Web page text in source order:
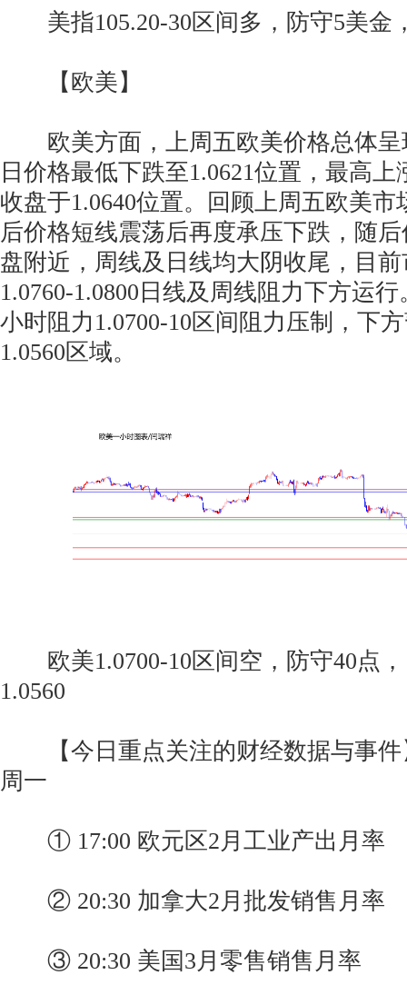
美指105.20-30区间多，防守5美金
【欧美】
欧美方面，上周五欧美价格总体呈
日价格最低下跌至1.0621位置，最高上
收盘于1.0640位置。回顾上周五欧美
后价格短线震荡后再度承压下跌，随
盘附近，周线及日线均大阴收尾，目
1.0760-1.0800日线及周线阻力下方运
小时阻力1.0700-10区间阻力压制，下
1.0560区域。
欧美1.0700-10区间空，防守40点，
1.0560
【今日重点关注的财经数据与事件
周一
① 17:00 欧元区2月工业产出月率
② 20:30 加拿大2月批发销售月率
③ 20:30 美国3月零售销售月率